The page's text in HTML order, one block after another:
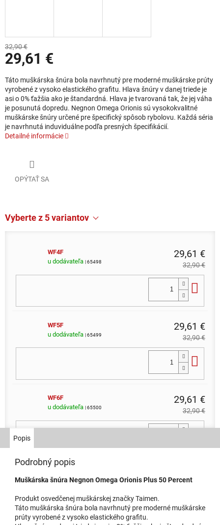
32,90 €
29,61 €
Jednotková cena:
Táto muškárska šnúra bola navrhnutý pre moderné muškárske prúty
vyrobené z vysoko elastického grafitu. Hlava šnúry v danej triede je
asi o 0% ťažšia ako je štandardná. Hlava je tvarovaná tak, že jej váha
je posunutá dopredu. Negnon Omega Orionis sú vysokokvalitné
muškárske šnúry určené pre špecifický spôsob rybolovu. Každá séria
je navrhnutá induviduálne podľa presných špecifikácií.
Detailné informácie
OPÝTAŤ SA
Vyberte z 5 variantov
WF4F
u dodávateľa
| 65498
29,61 €
32,90 €
WF5F
u dodávateľa | 65499
29,61 €
32,90 €
WF6F
u dodávateľa | 65500
29,61 €
32,90 €
u dodávateľa| 65497 32,90 €
Do
Popis
Podrobný popis
Muškárska šnúra Negnon Omega Orionis Plus 50 Percent
Produkt osvedčenej muškárskej značky Taimen.
Táto muškárska šnúra bola navrhnutý pre moderné muškárske
prúty vyrobené z vysoko elastického grafitu.